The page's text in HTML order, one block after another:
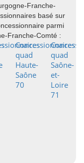
Franche-
basé sur
parmi
Franche-Comté :
Concessionnaires
quad
Haute-
Saône
70
quad
Saône-
et-
Loire
71